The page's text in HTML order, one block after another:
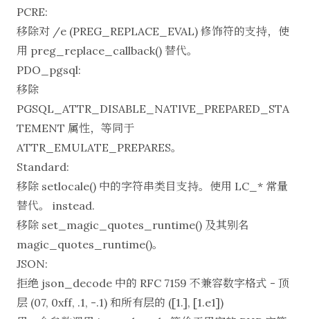
PCRE:
移除对 /e (PREG_REPLACE_EVAL) 修饰符的支持，使
用 preg_replace_callback() 替代。
PDO_pgsql:
移除
PGSQL_ATTR_DISABLE_NATIVE_PREPARED_STA
TEMENT 属性，等同于
ATTR_EMULATE_PREPARES。
Standard:
移除 setlocale() 中的字符串类目支持。使用 LC_* 常量
替代。 instead.
移除 set_magic_quotes_runtime() 及其别名
magic_quotes_runtime()。
JSON:
拒绝 json_decode 中的 RFC 7159 不兼容数字格式 - 顶
层 (07, 0xff, .1, -.1) 和所有层的 ([1.], [1.e1])